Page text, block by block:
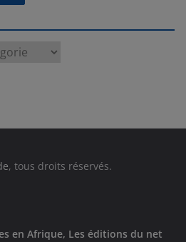
, tous droits réservés.
en Afrique, Les éditions du net